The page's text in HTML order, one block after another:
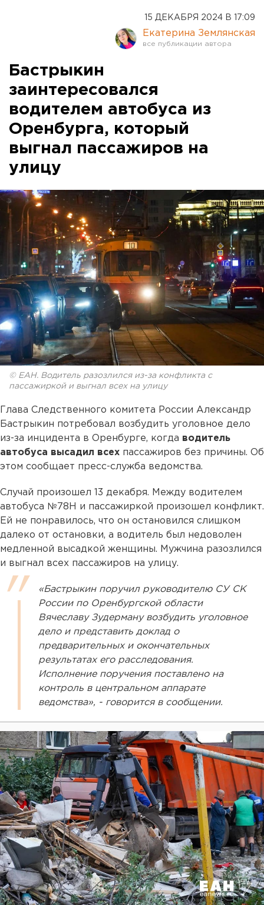
15 ДЕКАБРЯ 2024 В 17:09
Екатерина Землянская
Бастрыкин
заинтересовался
водителем автобуса из
Оренбурга, который
выгнал пассажиров на
улицу
© ЕАН. Водитель разозлился из-за конфликта с
пассажиркой и выгнал всех на улицу
Глава Следственного комитета России Александр
Бастрыкин потребовал возбудить уголовное дело
из-за инцидента в Оренбурге, когда водитель
автобуса высадил всех пассажиров без причины. Об
этом сообщает пресс-служба ведомства.
Случай произошел 13 декабря. Между водителем
автобуса №78Н и пассажиркой произошел конфликт.
Ей не понравилось, что он остановился слишком
далеко от остановки, а водитель был недоволен
медленной высадкой женщины. Мужчина разозлился
и выгнал всех пассажиров на улицу.
«Бастрыкин поручил руководителю СУ СК
России по Оренбургской области
Вячеславу Зудерману возбудить уголовное
дело и представить доклад о
предварительных и окончательных
результатах его расследования.
Исполнение поручения поставлено на
контроль в центральном аппарате
ведомства», - говорится в сообщении.